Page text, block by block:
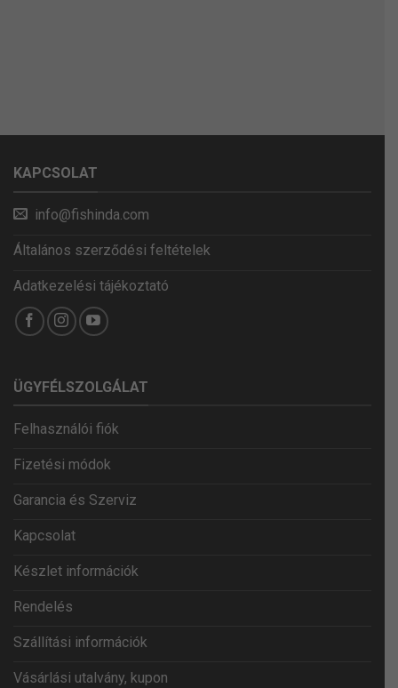
KAPCSOLAT
info@fishinda.com
Általános szerződési feltételek
Adatkezelési tájékoztató
ÜGYFÉLSZOLGÁLAT
Felhasználói fiók
Fizetési módok
Garancia és Szerviz
Kapcsolat
Készlet információk
Rendelés
Szállítási információk
Vásárlási utalvány, kupon